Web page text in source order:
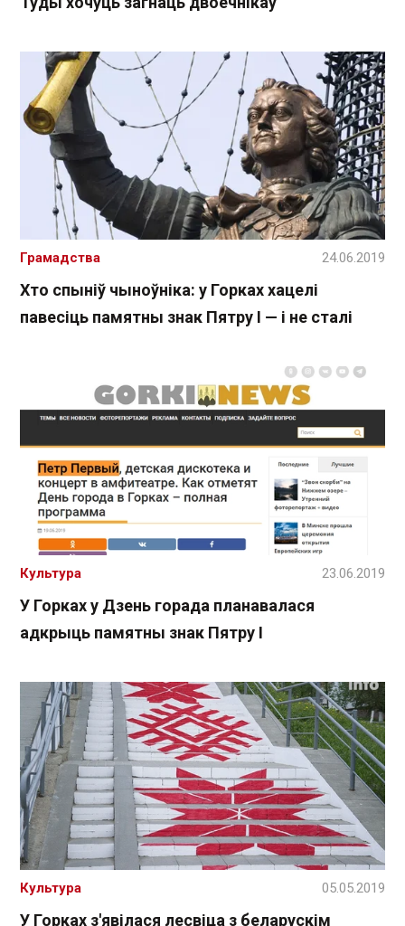
Хто спыніў чыноўніка: у Горках хацелі
павесіць памятны знак Пятру І — і не сталі
Грамадства 24.06.2019
У Горках у Дзень горада планавалася
адкрыць памятны знак Пятру І
Культура 23.06.2019
У Горках з'явілася лесвіца з беларускім
Культура 05.05.2019